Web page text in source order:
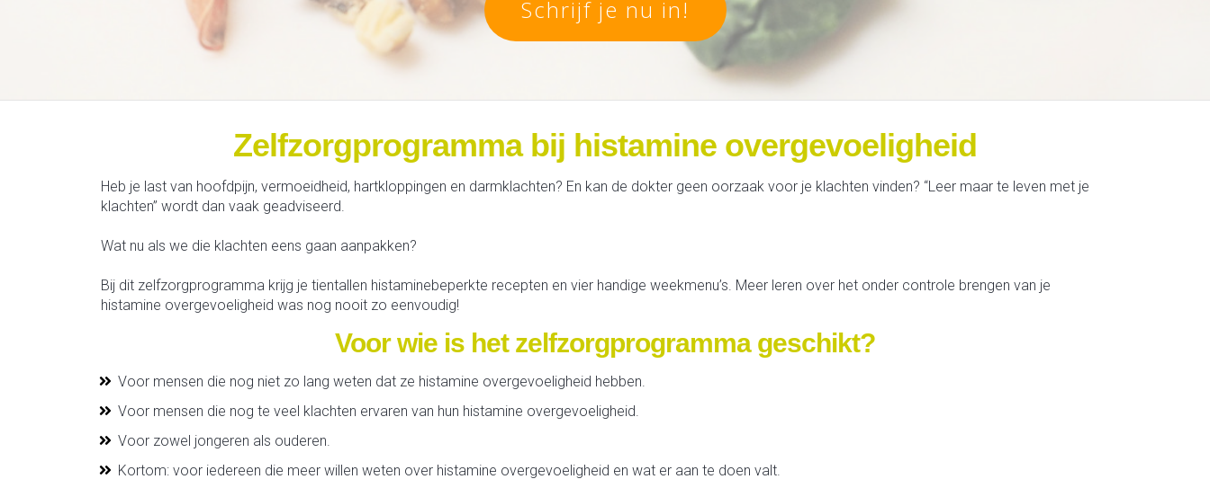
Schrijf je nu in!
Zelfzorgprogramma bij histamine overgevoeligheid
Heb je last van hoofdpijn, vermoeidheid, hartkloppingen en darmklachten? En kan de dokter geen oorzaak voor je klachten vinden? “Leer maar te leven met je
klachten” wordt dan vaak geadviseerd.
Wat nu als we die klachten eens gaan aanpakken?
Bij dit zelfzorgprogramma krijg je tientallen histaminebeperkte recepten en vier handige weekmenu’s. Meer leren over het onder controle brengen van je
histamine overgevoeligheid was nog nooit zo eenvoudig!
Voor wie is het zelfzorgprogramma geschikt?
Voor mensen die nog niet zo lang weten dat ze histamine overgevoeligheid hebben.
Voor mensen die nog te veel klachten ervaren van hun histamine overgevoeligheid.
Voor zowel jongeren als ouderen.
Kortom: voor iedereen die meer willen weten over histamine overgevoeligheid en wat er aan te doen valt.